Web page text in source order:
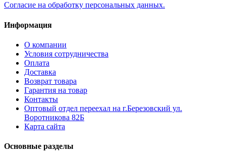
Согласие на обработку персональных данных.
Информация
О компании
Условия сотрудничества
Оплата
Доставка
Возврат товара
Гарантия на товар
Контакты
Оптовый отдел переехал на г.Березовский ул.
Воротникова 82Б
Карта сайта
Основные разделы